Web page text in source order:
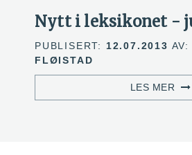
Nytt i leksikonet -
PUBLISERT: 12.07.2013 AV:
FLØISTAD
LES MER